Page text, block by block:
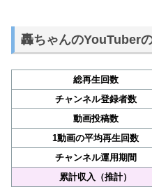
轟ちゃんのYouTuber
総再生回数
チャンネル登録者数
動画投稿数
1動画の平均再生回数
チャンネル運用期間
累計収入（推計）